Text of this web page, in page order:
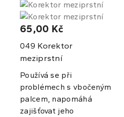
65,00 Kč
049 Korektor
meziprstní
Používá se při
problémech s vbočeným
palcem, napomáhá
zajišťovat jeho